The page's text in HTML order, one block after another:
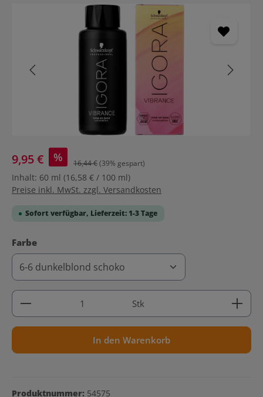
Bildergalerie überspringen
9,95 € % 16,44 €(39% gespart)
Inhalt: 60 ml (16,58 € / 100 ml)
Preise inkl. MwSt. zzgl. Versandkosten
Sofort verfügbar, Lieferzeit: 1-3 Tage
Farbeauswählen
Produkt Anzahl: Gib den gewünschten Wert ein
Stk
In den Warenkorb
Produktnummer: 54575